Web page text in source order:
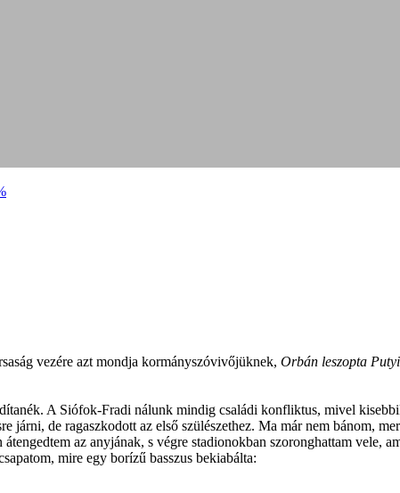
vezére azt mondja kormányszóvivőjüknek, Orbán leszopta
A Siófok-Fradi nálunk mindig családi konfliktus, mivel
de ragaszkodott az első szülészethez. Ma már nem bánom,
az anyjának, s végre stadionokban szoronghattam vele,
mire egy borízű basszus bekiabálta: